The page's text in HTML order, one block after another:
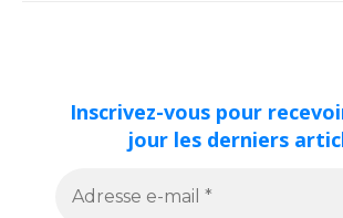
Inscrivez-vous pour
jour les derniers